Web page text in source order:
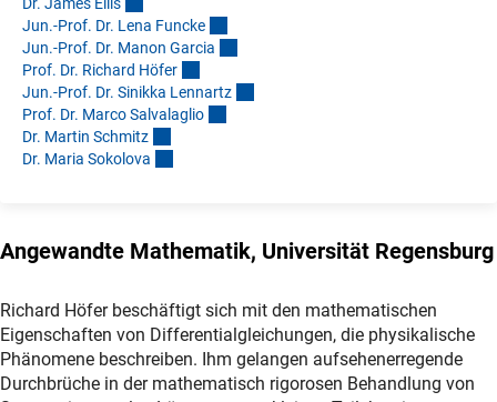
Dr. James Eill s
Jun.-Prof. Dr. Lena Funcke
Jun.-Prof. Dr. Manon Garcia
Prof. Dr. Richard Höfer
Jun.-Prof. Dr. Sinikka Lennartz
Prof. Dr. Marco Salvalaglio
Dr. Martin Schmitz
Dr. Maria Sokolova
Angewandte Mathematik, Universität Regensburg
Richard Höfer beschäftigt sich mit den mathematischen
Eigenschaften von Differentialgleichungen, die physikalische
Phänomene beschreiben. Ihm gelangen aufsehenerregende
Durchbrüche in der mathematisch rigorosen Behandlung von